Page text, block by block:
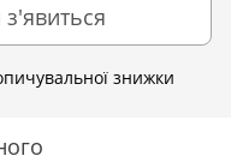
знижки